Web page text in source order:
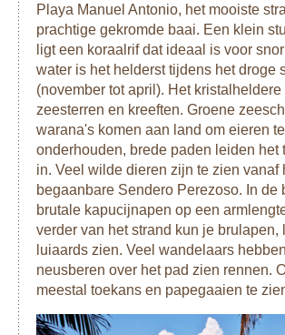
Playa Manuel Antonio, het mooiste
prachtige gekromde baai. Een klein
ligt een koraalrif dat ideaal is voor
water is het helderst tijdens het droge
(november tot april). Het kristalheldere
zeesterren en kreeften. Groene
warana's komen aan land om eieren
onderhouden, brede paden leiden het
in. Veel wilde dieren zijn te zien vanaf
begaanbare Sendero Perezoso. In de
brutale kapucijnapen op een
verder van het strand kun je brulapen,
luiaards zien. Veel wandelaars
neusberen over het pad zien rennen.
meestal toekans en papegaaien te